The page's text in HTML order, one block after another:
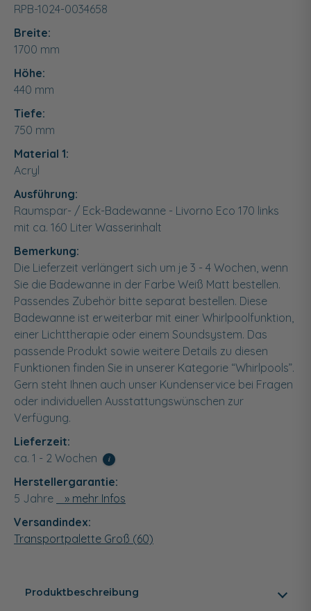
RPB-1024-0034658
Breite:
1700 mm
Höhe:
440 mm
Tiefe:
750 mm
Material 1:
Acryl
Ausführung:
Raumspar- / Eck-Badewanne - Livorno Eco 170 links
mit ca. 160 Liter Wasserinhalt
Bemerkung:
Die Lieferzeit verlängert sich um je 3 - 4 Wochen, wenn
Sie die Badewanne in der Farbe Weiß Matt bestellen.
Passendes Zubehör bitte separat bestellen. Diese
Badewanne ist erweiterbar mit einer Whirlpoolfunktion,
einer Lichttherapie oder einem Soundsystem. Das
passende Produkt sowie weitere Details zu diesen
Funktionen finden Sie in unserer Kategorie “Whirlpools”.
Gern steht Ihnen auch unser Kundenservice bei Fragen
oder individuellen Ausstattungswünschen zur
Verfügung.
Lieferzeit:
ca. 1 - 2 Wochen
i
Herstellergarantie:
5 Jahre
» mehr Infos
Versandindex:
Transportpalette Groß (60)
Produktbeschreibung